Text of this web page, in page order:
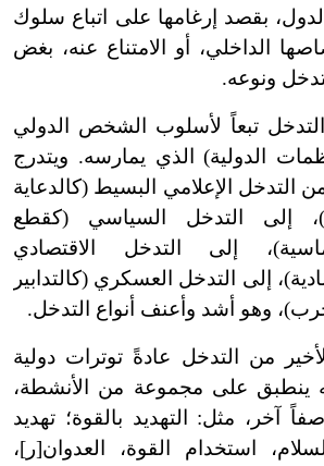
بقصد إرغامها على اتباع سلوك
الداخلي، أو الامتناع عنه، بغض
ونوعه.
التدخل تبعاً لأسلوب الشخص الدولي
الدولية) الذي يمارسه. ويتدرج
التدخل الإعلامي البسيط (كالدعاية
إلى التدخل السياسي (كقطع
إلى التدخل الاقتصادي
إلى التدخل العسكري (كالتدابير
وهو أشد وأعنف أنواع التدخل.
من التدخل عادةً توترات دولية
ينطبق على مجموعة من الأنشطة،
آخر، مثل: التهديد بالقوة؛ تهديد
استخدام القوة، العدوان[ر]،